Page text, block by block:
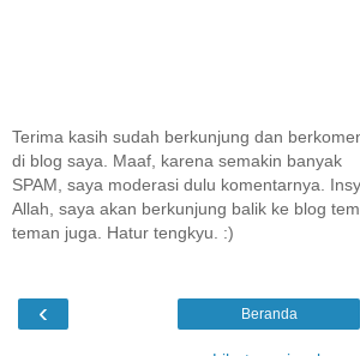
Terima kasih sudah berkunjung dan
di blog saya. Maaf, karena semakin banyak
SPAM, saya moderasi dulu komentarnya.
Allah, saya akan berkunjung balik ke blog
teman juga. Hatur tengkyu. :)
‹ Beranda